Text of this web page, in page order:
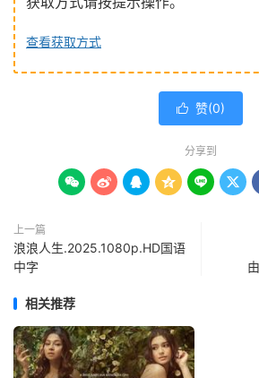
查看获取方式
 赞(0)
分享到
     
上一篇
浪浪人生.2025.1080p.HD国语
中字
相关推荐